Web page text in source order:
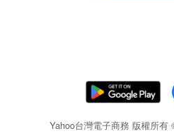
Yahoo台灣電子商務 版權所有